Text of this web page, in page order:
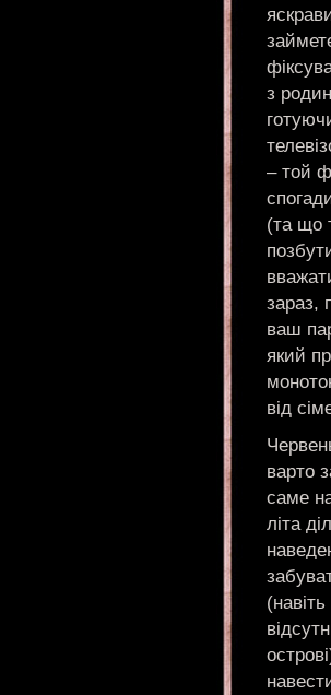
з
– той
(та що
зараз,
ваш
який
від
варто
саме
літа